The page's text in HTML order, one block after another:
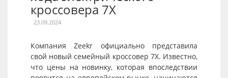
кроссовера 7X
23.09.2024
Компания Zeekr официально представила
свой новый семейный кроссовер 7X. Известно,
что цены на новинку, которая впоследствии